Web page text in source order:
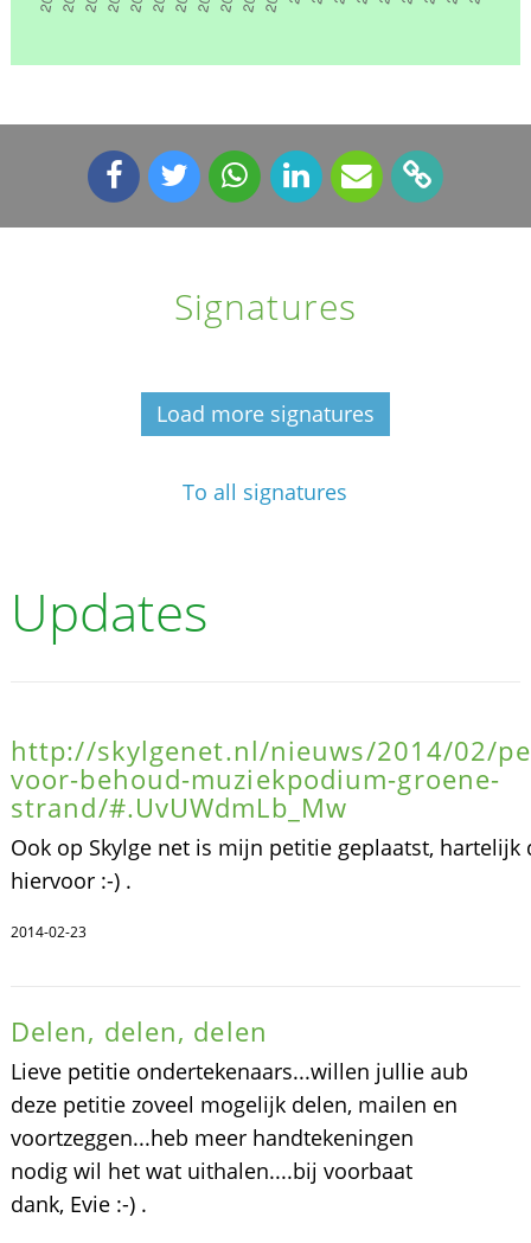
Signatures
Load more signatures
To all signatures
Updates
http://skylgenet.nl/nieuws/2014/02/
voor-behoud-muziekpodium-groene-
strand/#.UvUWdmLb_Mw
Ook op Skylge net is mijn petitie geplaatst, hartelijk
hiervoor :-) .
2014-02-23
Delen, delen, delen
Lieve petitie ondertekenaars...willen jullie aub
deze petitie zoveel mogelijk delen, mailen en
voortzeggen...heb meer handtekeningen
nodig wil het wat uithalen....bij voorbaat
dank, Evie :-) .